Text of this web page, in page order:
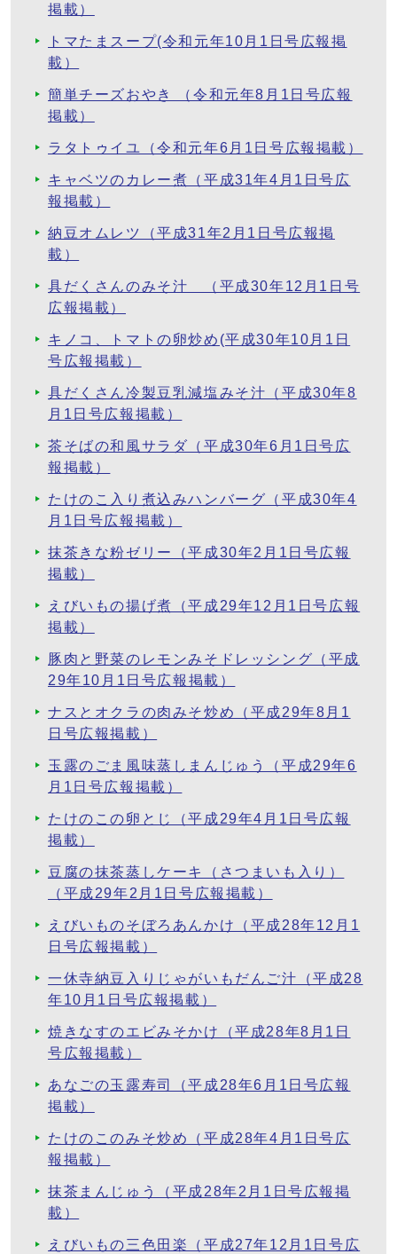
掲載）
トマたまスープ(令和元年10月1日号広報掲
載）
簡単チーズおやき （令和元年8月1日号広報
掲載）
ラタトゥイユ（令和元年6月1日号広報掲載）
キャベツのカレー煮（平成31年4月1日号広
報掲載）
納豆オムレツ（平成31年2月1日号広報掲
載）
具だくさんのみそ汁 （平成30年12月1日号
広報掲載）
キノコ、トマトの卵炒め(平成30年10月1日
号広報掲載）
具だくさん冷製豆乳減塩みそ汁（平成30年8
月1日号広報掲載）
茶そばの和風サラダ（平成30年6月1日号広
報掲載）
たけのこ入り煮込みハンバーグ（平成30年4
月1日号広報掲載）
抹茶きな粉ゼリー（平成30年2月1日号広報
掲載）
えびいもの揚げ煮（平成29年12月1日号広報
掲載）
豚肉と野菜のレモンみそドレッシング（平成
29年10月1日号広報掲載）
ナスとオクラの肉みそ炒め（平成29年8月1
日号広報掲載）
玉露のごま風味蒸しまんじゅう（平成29年6
月1日号広報掲載）
たけのこの卵とじ（平成29年4月1日号広報
掲載）
豆腐の抹茶蒸しケーキ（さつまいも入り）
（平成29年2月1日号広報掲載）
えびいものそぼろあんかけ（平成28年12月1
日号広報掲載）
一休寺納豆入りじゃがいもだんご汁（平成28
年10月1日号広報掲載）
焼きなすのエビみそかけ（平成28年8月1日
号広報掲載）
あなごの玉露寿司（平成28年6月1日号広報
掲載）
たけのこのみそ炒め（平成28年4月1日号広
報掲載）
抹茶まんじゅう（平成28年2月1日号広報掲
載）
えびいもの三色田楽（平成27年12月1日号広